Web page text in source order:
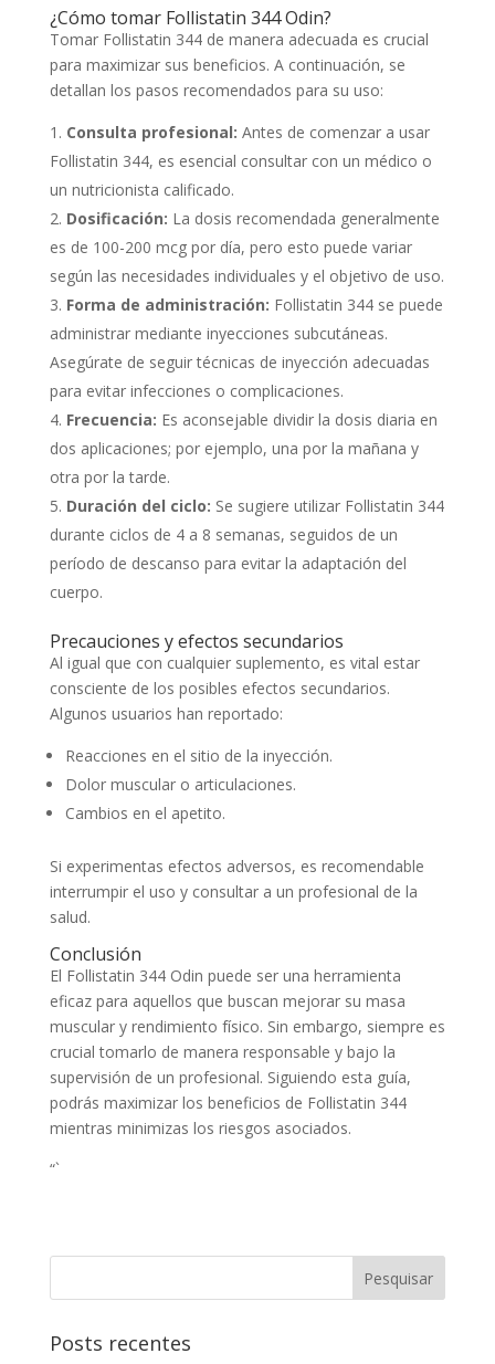
¿Cómo tomar Follistatin 344 Odin?
Tomar Follistatin 344 de manera adecuada es crucial
para maximizar sus beneficios. A continuación, se
detallan los pasos recomendados para su uso:
Consulta profesional: Antes de comenzar a usar
Follistatin 344, es esencial consultar con un médico o
un nutricionista calificado.
Dosificación: La dosis recomendada generalmente
es de 100-200 mcg por día, pero esto puede variar
según las necesidades individuales y el objetivo de uso.
Forma de administración: Follistatin 344 se puede
administrar mediante inyecciones subcutáneas.
Asegúrate de seguir técnicas de inyección adecuadas
para evitar infecciones o complicaciones.
Frecuencia: Es aconsejable dividir la dosis diaria en
dos aplicaciones; por ejemplo, una por la mañana y
otra por la tarde.
Duración del ciclo: Se sugiere utilizar Follistatin 344
durante ciclos de 4 a 8 semanas, seguidos de un
período de descanso para evitar la adaptación del
cuerpo.
Precauciones y efectos secundarios
Al igual que con cualquier suplemento, es vital estar
consciente de los posibles efectos secundarios.
Algunos usuarios han reportado:
Reacciones en el sitio de la inyección.
Dolor muscular o articulaciones.
Cambios en el apetito.
Si experimentas efectos adversos, es recomendable
interrumpir el uso y consultar a un profesional de la
salud.
Conclusión
El Follistatin 344 Odin puede ser una herramienta
eficaz para aquellos que buscan mejorar su masa
muscular y rendimiento físico. Sin embargo, siempre es
crucial tomarlo de manera responsable y bajo la
supervisión de un profesional. Siguiendo esta guía,
podrás maximizar los beneficios de Follistatin 344
mientras minimizas los riesgos asociados.
“`
Posts recentes